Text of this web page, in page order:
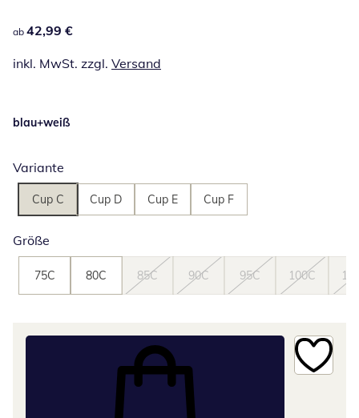
42,99 €
ab 42,99 €
inkl. MwSt. zzgl. Versand
blau+weiß
Variante
Cup C Cup D Cup E Cup F
Größe
75C 80C 85C 90C 95C 100C